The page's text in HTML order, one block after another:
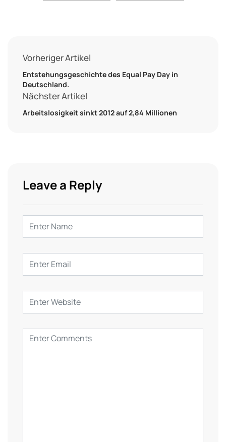
Vorheriger Artikel
Entstehungsgeschichte des Equal Pay Day in
Deutschland.
Nächster Artikel
Arbeitslosigkeit sinkt 2012 auf 2,84 Millionen
Leave a Reply